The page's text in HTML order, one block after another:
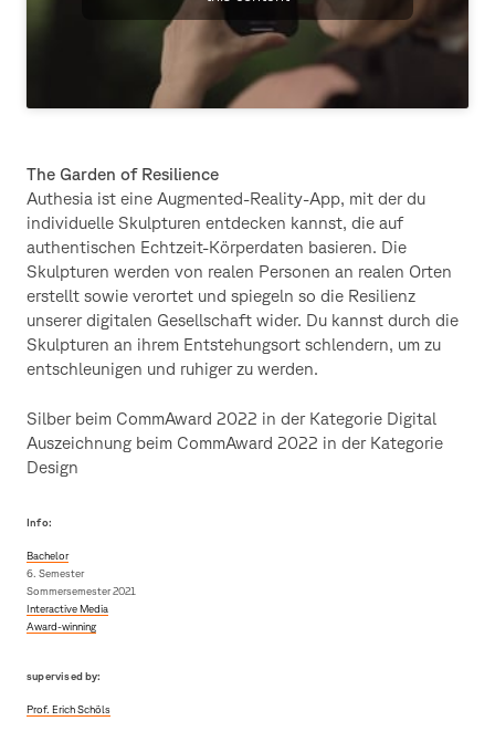
The Garden of Resilience
Authesia ist eine Augmented-Reality-App, mit der du
individuelle Skulpturen entdecken kannst, die auf
authentischen Echtzeit-Körperdaten basieren. Die
Skulpturen werden von realen Personen an realen Orten
erstellt sowie verortet und spiegeln so die Resilienz
unserer digitalen Gesellschaft wider. Du kannst durch die
Skulpturen an ihrem Entstehungsort schlendern, um zu
entschleunigen und ruhiger zu werden.
Silber beim CommAward 2022 in der Kategorie Digital
Auszeichnung beim CommAward 2022 in der Kategorie
Design
Info:
Bachelor
6. Semester
Sommersemester 2021
Interactive Media
Award-winning
supervised by:
Prof. Erich Schöls